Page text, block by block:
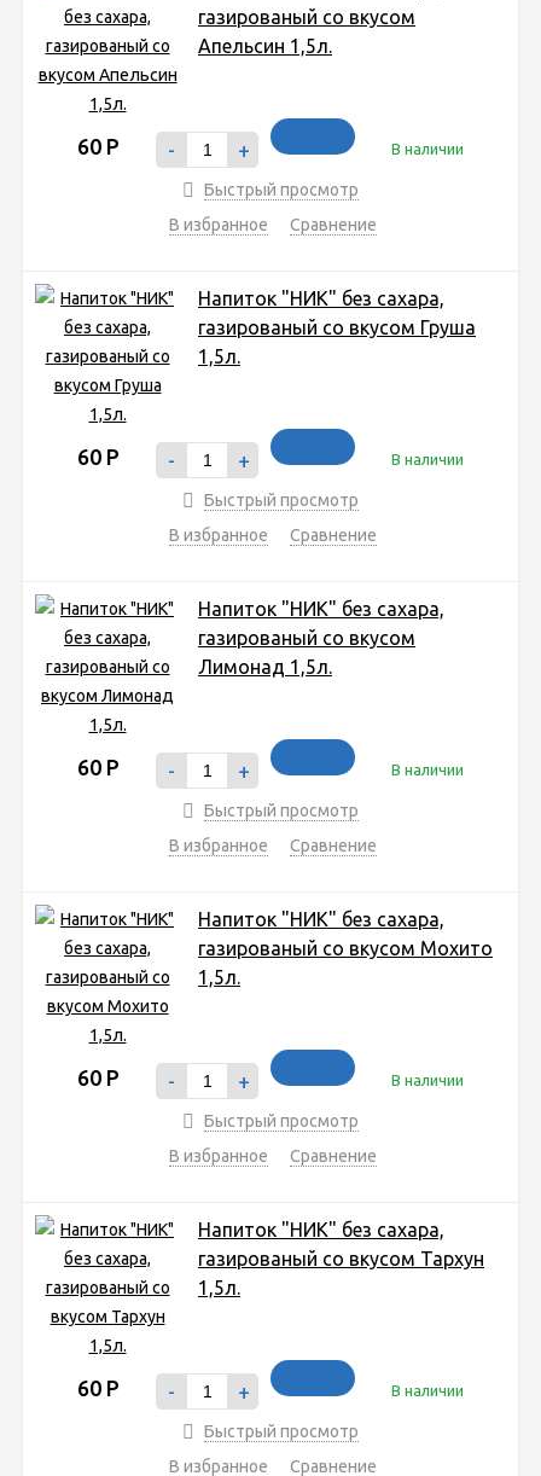
газированый со вкусом
Апельсин 1,5л.
60 Р - + В наличии
Быстрый просмотр
В избранное
Сравнение
Напиток "НИК" без сахара,
газированый со вкусом Груша
1,5л.
60 Р - + В наличии
Быстрый просмотр
В избранное
Сравнение
Напиток "НИК" без сахара,
газированый со вкусом
Лимонад 1,5л.
60 Р - + В наличии
Быстрый просмотр
В избранное
Сравнение
Напиток "НИК" без сахара,
газированый со вкусом Мохито
1,5л.
60 Р - + В наличии
Быстрый просмотр
В избранное
Сравнение
Напиток "НИК" без сахара,
газированый со вкусом Тархун
1,5л.
60 Р - + В наличии
Быстрый просмотр
В избранное
Сравнение